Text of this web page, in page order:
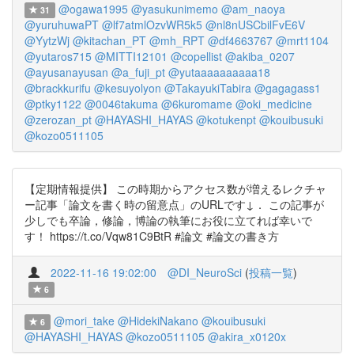
31 @ogawa1995 @yasukunimemo @am_naoya
@yuruhuwaPT @lf7atmlOzvWR5k5 @nl8nUSCbilFvE6V
@YytzWj @kitachan_PT @mh_RPT @df4663767 @mrt1104
@yutaros715 @MITTI12101 @copellist @akiba_0207
@ayusanayusan @a_fuji_pt @yutaaaaaaaaaa18
@brackkurifu @kesuyolyon @TakayukiTabira @gagagass1
@ptky1122 @0046takuma @6kuromame @oki_medicine
@zerozan_pt @HAYASHI_HAYAS @kotukenpt @kouibusuki
@kozo0511105
【定期情報提供】 この時期からアクセス数が増えるレクチャ
ー記事「論文を書く時の留意点」のURLです↓． この記事が
少しでも卒論，修論，博論の執筆にお役に立てれば幸いで
す！ https://t.co/Vqw81C9BtR #論文 #論文の書き方
2022-11-16 19:02:00 @DI_NeuroSci (投稿一覧)
6
6 @mori_take @HidekiNakano @kouibusuki
@HAYASHI_HAYAS @kozo0511105 @akira_x0120x